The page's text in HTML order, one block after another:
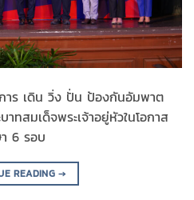
การ เดิน วิ่ง ปั่น ป้องกันอัมพาต
ทสมเด็จพระเจ้าอยู่หัวในโอกาส
6 รอบ
READING→